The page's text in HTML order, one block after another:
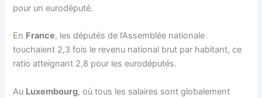
pour un eurodéputé.
En France, les députés de l’Assemblée nationale
touchaient 2,3 fois le revenu national brut par habitant, ce
ratio atteignant 2,8 pour les eurodéputés.
Au Luxembourg, où tous les salaires sont globalement